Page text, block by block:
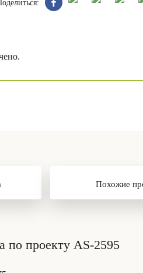
Похожие
по проекту AS-2595